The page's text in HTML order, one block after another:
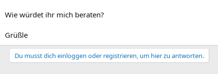
Wie würdet ihr mich beraten?
Grüßle
Du musst dich einloggen oder registrieren, um hier zu antworten.